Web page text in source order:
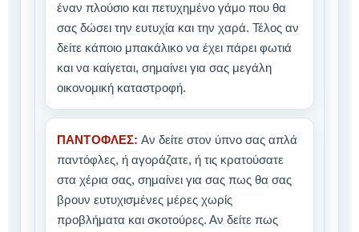
έναν πλούσιο και πετυχημένο γάμο που θα
σας δώσει την ευτυχία και την χαρά. Τέλος αν
δείτε κάποιο μπακάλικο να έχει πάρει φωτιά
και να καίγεται, σημαίνει για σας μεγάλη
οικονομική καταστροφή.
ΠΑΝΤΟΦΛΕΣ: Αν δείτε στον ύπνο σας απλά
παντόφλες, ή αγοράζατε, ή τις κρατούσατε
στα χέρια σας, σημαίνει για σας πως θα σας
βρουν ευτυχισμένες μέρες χωρίς
προβλήματα και σκοτούρες. Αν δείτε πως